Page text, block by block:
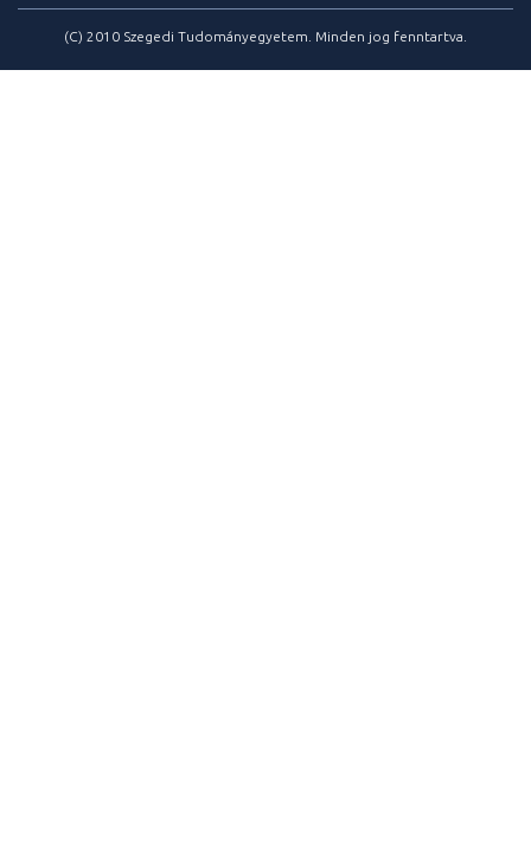
(C) 2010 Szegedi Tudományegyetem. Minden jog fenntartva.